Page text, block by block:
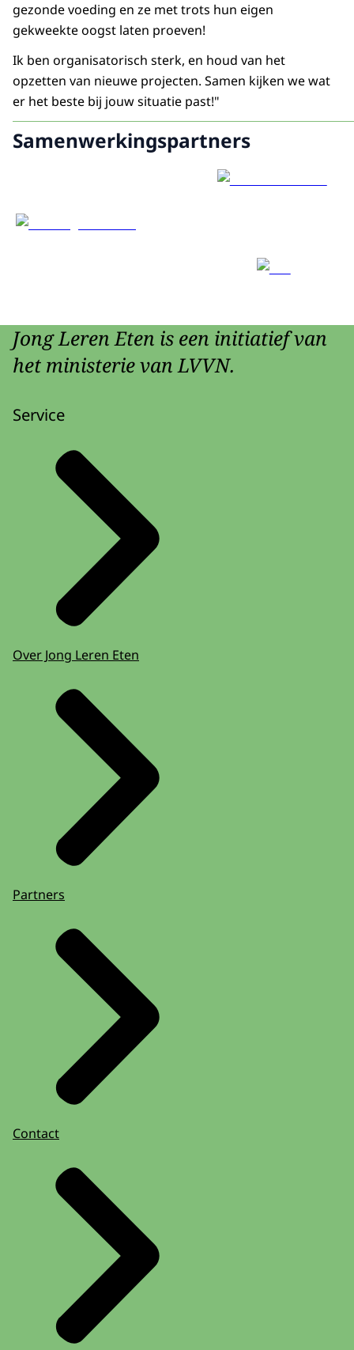
gezonde voeding en ze met trots hun eigen
gekweekte oogst laten proeven!
Ik ben organisatorisch sterk, en houd van het
opzetten van nieuwe projecten. Samen kijken we wat
er het beste bij jouw situatie past!"
Samenwerkingspartners
Jong Leren Eten is een initiatief van
het ministerie van LVVN.
Service
Over Jong Leren Eten
Partners
Contact